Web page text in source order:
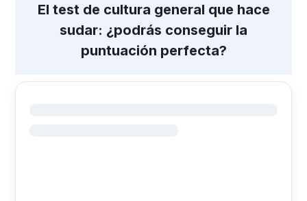
El test de cultura general que hace
sudar: ¿podrás conseguir la
puntuación perfecta?